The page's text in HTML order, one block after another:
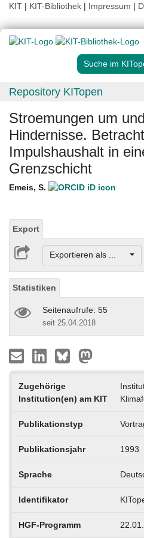
KIT | KIT-Bibliothek | Impressum |
Suche im
Repository KITopen
Stroemungen um
Hindernisse.
Impulshaushalt in
Grenzschicht
Emeis, S.
Export
Exportieren als ...
Statistiken
Seitenaufrufe: 55
seit 25.04.2018
Zugehörige
Institution(en) am KIT
Publikationstyp
Publikationsjahr 1993
Sprache
Identifikator
HGF-Programm